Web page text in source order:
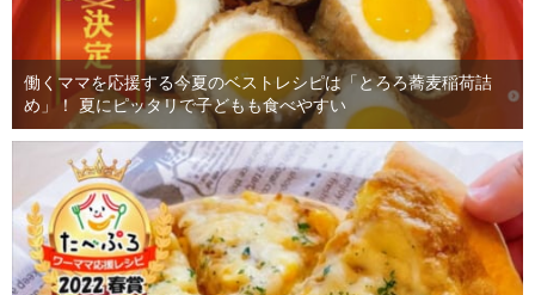
働くママを応援する今夏のベストレシピは「とろろ蕎麦稲荷詰
め」！ 夏にピッタリで子どもも食べやすい